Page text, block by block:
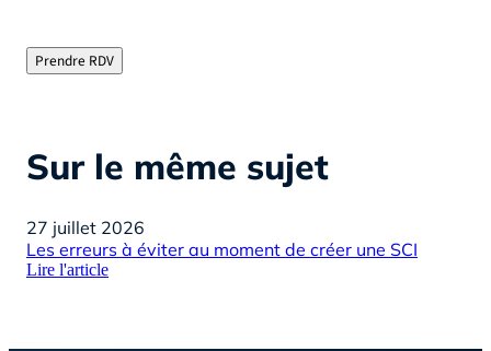
Prendre RDV
Sur le même sujet
27 juillet 2026
Les erreurs à éviter au moment de créer une SCI
Lire l'article